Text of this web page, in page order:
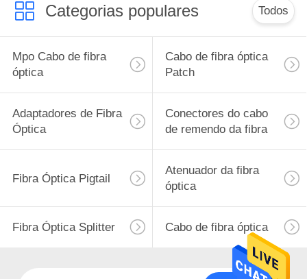
Categorias populares Todos
Mpo Cabo de fibra
óptica
Cabo de fibra óptica
Patch
Adaptadores de Fibra
Óptica
Conectores do cabo
de remendo da fibra
Fibra Óptica Pigtail
Atenuador da fibra
óptica
Fibra Óptica Splitter Cabo de fibra óptica